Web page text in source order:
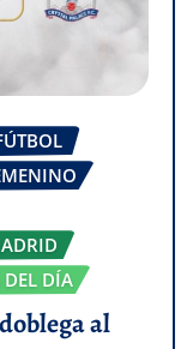
DEL DÍA
al